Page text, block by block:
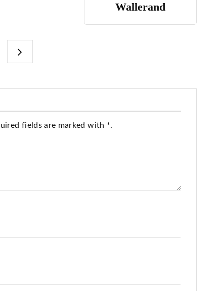
Wallerand
fields are marked with *.